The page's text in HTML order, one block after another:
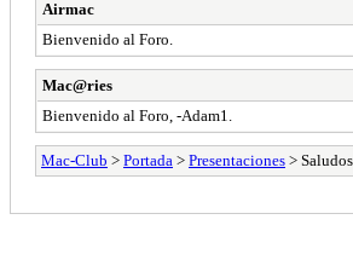
Airmac
Bienvenido al Foro.
Mac@ries
Bienvenido al Foro, -Adam1.
Mac-Club > Portada > Presentaciones >